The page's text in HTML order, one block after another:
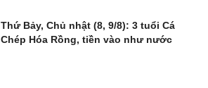
Thứ Bảy, Chủ nhật (8, 9/8): 3 tuổi Cá
Chép Hóa Rồng, tiền vào như nước